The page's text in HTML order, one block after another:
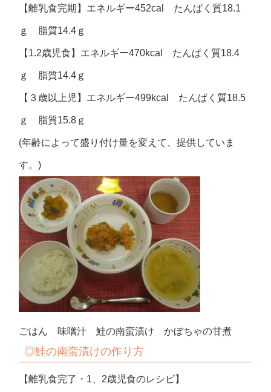
【離乳食完期】エネルギー452cal たんぱく質18.1
ｇ 脂質14.4ｇ
【1.2歳児食】エネルギー470kcal たんぱく質18.4
ｇ 脂質14.4ｇ
【３歳以上児】エネルギー499kcal たんぱく質18.5
ｇ 脂質15.8ｇ
(年齢によって盛り付け量を変えて、提供していま
す。)
ごはん 味噌汁 鮭の南蛮漬け かぼちゃの甘煮
◎鮭の南蛮漬けの作り方
【離乳食完了・1、2歳児食のレシピ】